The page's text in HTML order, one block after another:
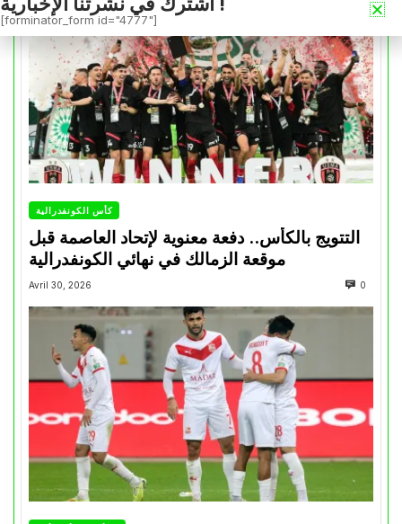
كأس الكونفدرالية
التتويج بالكأس.. دفعة معنوية لإتحاد العاصمة قبل
موقعة الزمالك في نهائي الكونفدرالية
Avril 30, 2026 0
[forminator_form id="4777"]